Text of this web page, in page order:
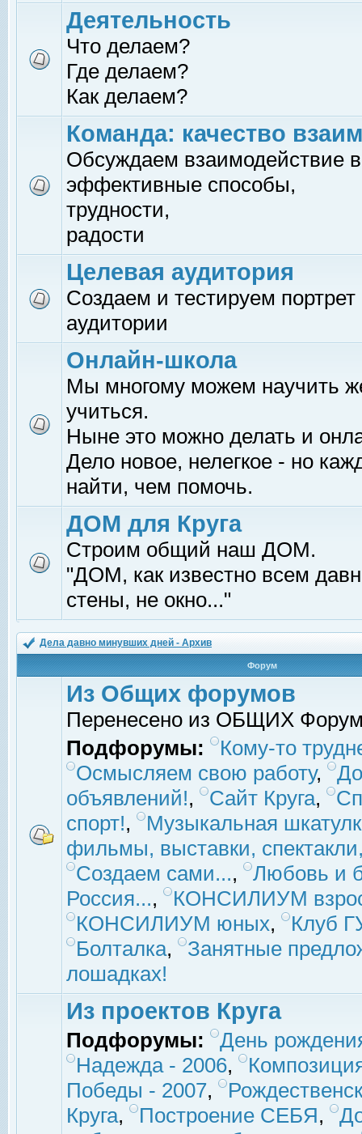
Деятельность
Что делаем?
Где делаем?
Как делаем?
Команда: качество
Обсуждаем взаимодействие
эффективные способы,
трудности,
радости
Целевая аудитория
Создаем и тестируем
аудитории
Онлайн-школа
Мы многому можем научить
учиться.
Ныне это можно делать и
Дело новое, нелегкое - но
найти, чем помочь.
ДОМ для Круга
Строим общий наш ДОМ.
"ДОМ, как известно всем
стены, не окно..."
Дела давно минувших дней - Архив
Форум
Из Общих форумов
Перенесено из ОБЩИХ
Подфорумы:
Кому-то
Осмысляем свою работу,
объявлений!, Сайт Круга,
спорт!,
Музыкальная
фильмы, выставки,
Создаем сами...,
Любовь и
Россия...,
КОНСИЛИУМ
КОНСИЛИУМ юных,
Клуб
Болталка,
Занятные
лошадках!
Из проектов Круга
Подфорумы:
День
Надежда - 2006,
Победы - 2007,
Круга, Построение СЕБЯ,